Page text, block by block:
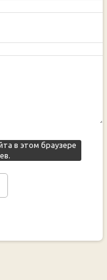
в этом браузере